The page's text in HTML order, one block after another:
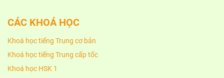
CÁC KHOÁ HỌC
Khoá học tiếng Trung cơ bản
Khoá học tiếng Trung cấp tốc
Khoá học HSK 1